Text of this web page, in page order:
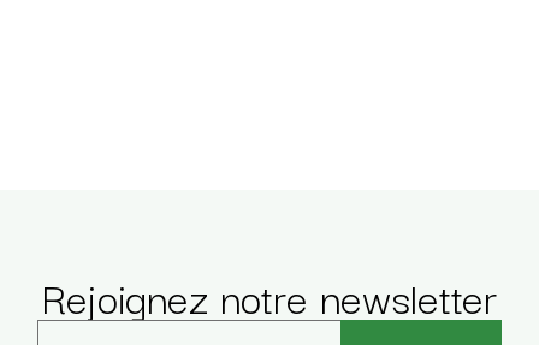
Rejoignez notre newsletter